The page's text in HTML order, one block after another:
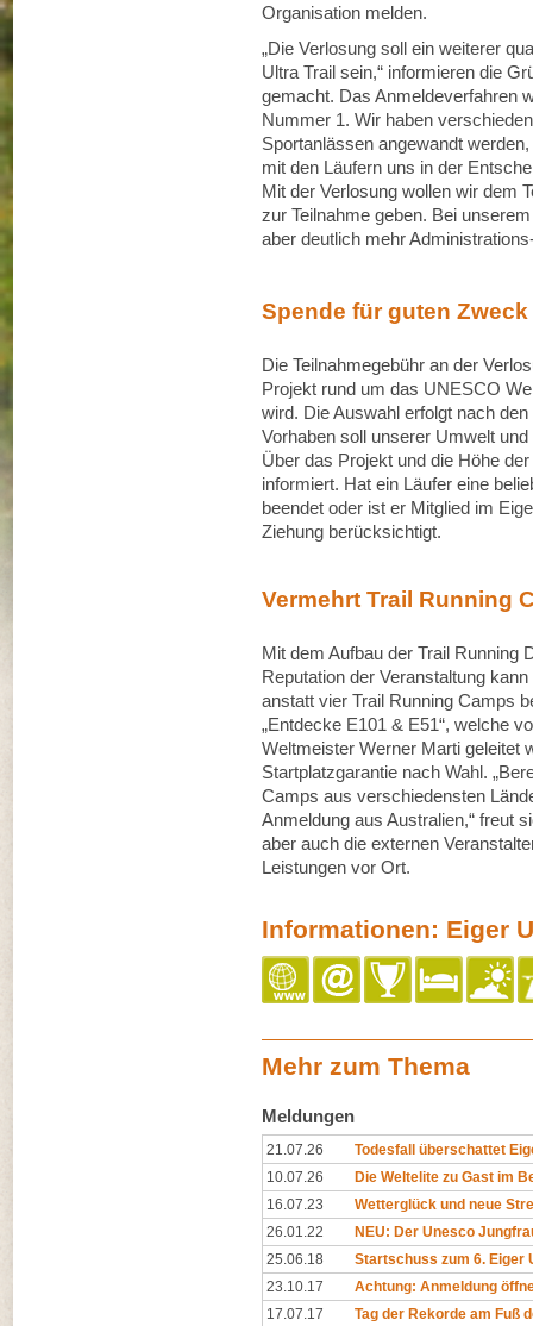
Organisation melden.
„Die Verlosung soll ein weiterer
Ultra Trail sein,“ informieren die
gemacht. Das Anmeldeverfahren
Nummer 1. Wir haben
Sportanlässen angewandt
mit den Läufern uns in der
Mit der Verlosung wollen wir dem
zur Teilnahme geben. Bei
aber deutlich mehr
Spende für guten Zweck
Die Teilnahmegebühr an der
Projekt rund um das UNESCO
wird. Die Auswahl erfolgt nach
Vorhaben soll unserer Umwelt
Über das Projekt und die Höhe
informiert. Hat ein Läufer eine
beendet oder ist er Mitglied im
Ziehung berücksichtigt.
Vermehrt Trail Running
Mit dem Aufbau der Trail Running
Reputation der Veranstaltung
anstatt vier Trail Running Camps
„Entdecke E101 & E51“, welche
Weltmeister Werner Marti geleitet
Startplatzgarantie nach Wahl.
Camps aus verschiedensten
Anmeldung aus Australien,“ freut
aber auch die externen
Leistungen vor Ort.
Informationen: Eiger
Mehr zum Thema
Meldungen
21.07.26
Todesfall überschattet
10.07.26
Die Weltelite zu Gast im
16.07.23
Wetterglück und neue
26.01.22
NEU: Der Unesco
25.06.18
Startschuss zum 6. Eiger
23.10.17
Achtung: Anmeldung
17.07.17
Tag der Rekorde am Fuß